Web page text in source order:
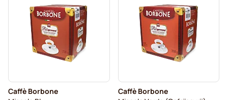
Caffè Borbone
Caffè Borbone